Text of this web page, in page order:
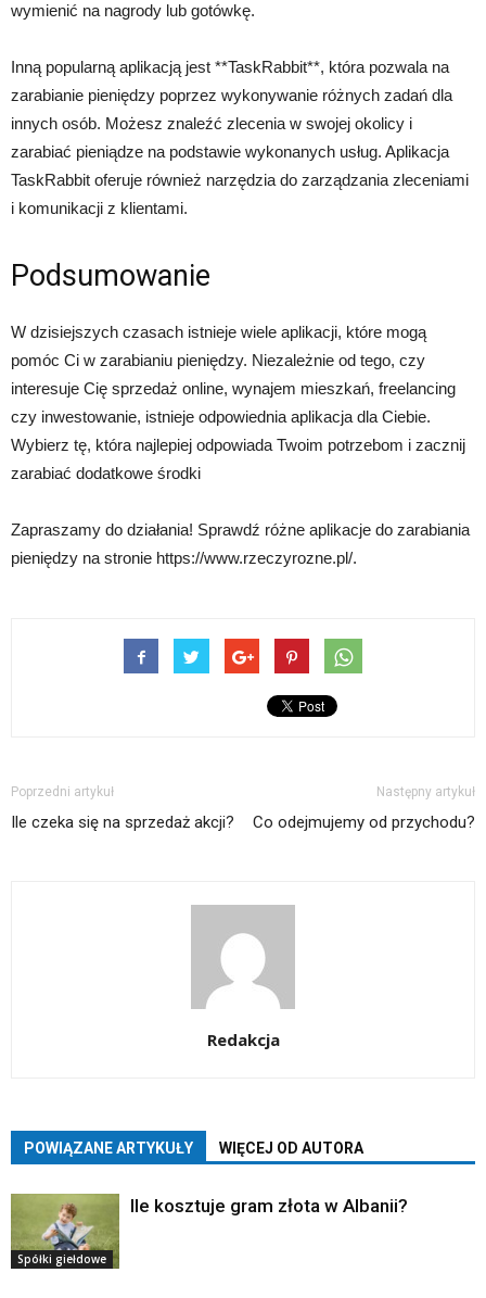
wymienić na nagrody lub gotówkę.
Inną popularną aplikacją jest **TaskRabbit**, która pozwala na
zarabianie pieniędzy poprzez wykonywanie różnych zadań dla
innych osób. Możesz znaleźć zlecenia w swojej okolicy i
zarabiać pieniądze na podstawie wykonanych usług. Aplikacja
TaskRabbit oferuje również narzędzia do zarządzania zleceniami
i komunikacji z klientami.
Podsumowanie
W dzisiejszych czasach istnieje wiele aplikacji, które mogą
pomóc Ci w zarabianiu pieniędzy. Niezależnie od tego, czy
interesuje Cię sprzedaż online, wynajem mieszkań, freelancing
czy inwestowanie, istnieje odpowiednia aplikacja dla Ciebie.
Wybierz tę, która najlepiej odpowiada Twoim potrzebom i zacznij
zarabiać dodatkowe środki
Zapraszamy do działania! Sprawdź różne aplikacje do zarabiania
pieniędzy na stronie https://www.rzeczyrozne.pl/.
Poprzedni artykuł
Ile czeka się na sprzedaż akcji?
Następny artykuł
Co odejmujemy od przychodu?
Redakcja
POWIĄZANE ARTYKUŁY WIĘCEJ OD AUTORA
Spółki giełdowe
Ile kosztuje gram złota w Albanii?